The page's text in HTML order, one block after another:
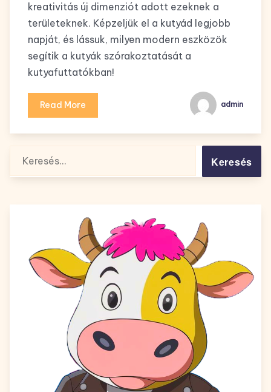
kreativitás új dimenziót adott ezeknek a
területeknek. Képzeljük el a kutyád legjobb
napját, és lássuk, milyen modern eszközök
segítik a kutyák szórakoztatását a
kutyafuttatókban!
Read More admin